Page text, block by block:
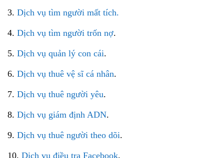
3. Dịch vụ tìm người mất tích.
4. Dịch vụ tìm người trốn nợ.
5. Dịch vụ quản lý con cái.
6. Dịch vụ thuê vệ sĩ cá nhân.
7. Dịch vụ thuê người yêu.
8. Dịch vụ giám định ADN.
9. Dịch vụ thuê người theo dõi.
10. Dịch vụ điều tra Facebook.